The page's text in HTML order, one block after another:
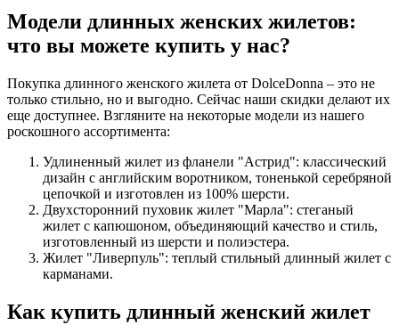
Модели длинных женских жилетов:
что вы можете купить у нас?
Покупка длинного женского жилета от DolceDonna – это не
только стильно, но и выгодно. Сейчас наши скидки делают их
еще доступнее. Взгляните на некоторые модели из нашего
роскошного ассортимента:
Удлиненный жилет из фланели "Астрид": классический
дизайн с английским воротником, тоненькой серебряной
цепочкой и изготовлен из 100% шерсти.
Двухсторонний пуховик жилет "Марла": стеганый
жилет с капюшоном, объединяющий качество и стиль,
изготовленный из шерсти и полиэстера.
Жилет "Ливерпуль": теплый стильный длинный жилет с
карманами.
Как купить длинный женский жилет